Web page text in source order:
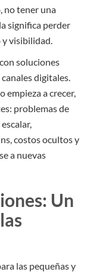
no tener una
significa perder
visibilidad.
soluciones
digitales.
empieza a crecer,
problemas de
costos ocultos y
a nuevas
Un
las pequeñas y